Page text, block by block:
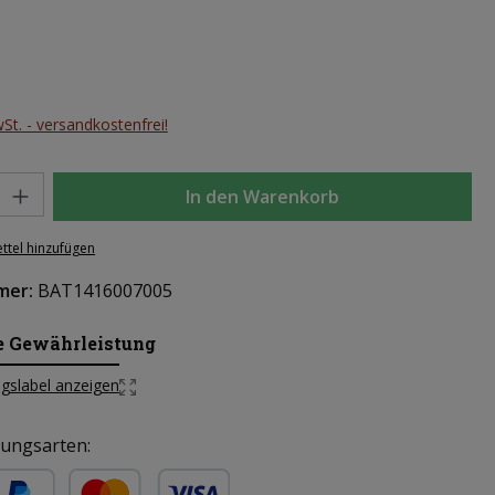
- versandkostenfrei!
In den Warenkorb
hinzufügen
BAT1416007005
Gewährleistung
anzeigen